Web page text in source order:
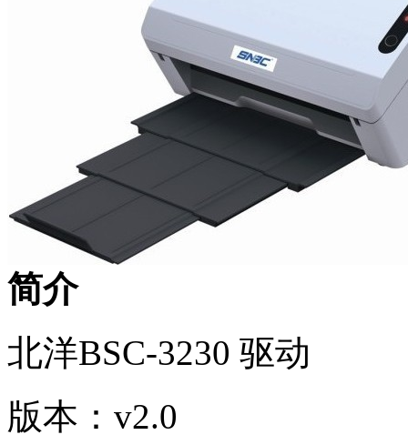
简介
北洋BSC-3230 驱动
版本：v2.0